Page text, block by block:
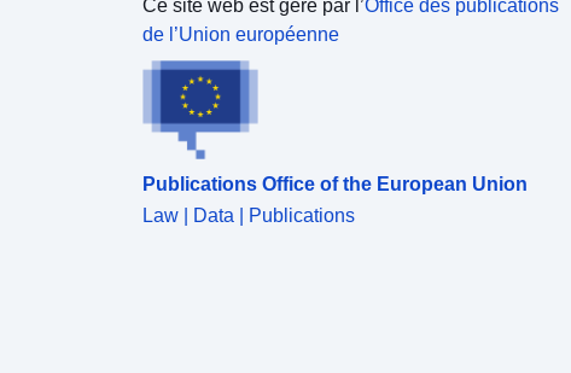
Ce site web est géré par l’Office des publications
de l’Union européenne
Publications Office of the European Union
Law | Data | Publications